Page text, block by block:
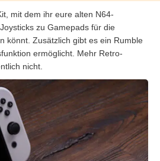
mit dem ihr eure alten N64-
zu Gamepads für die
könnt. Zusätzlich gibt es ein Rumble
ermöglicht. Mehr Retro-
nicht.